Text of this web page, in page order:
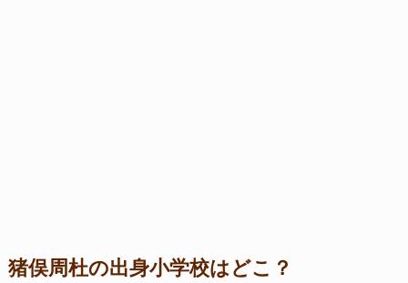
猪俣周杜の出身小学校はどこ？